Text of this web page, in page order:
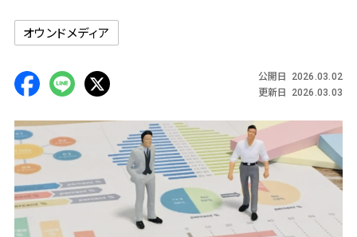
オウンドメディア
公開日 2026.03.02
更新日 2026.03.03